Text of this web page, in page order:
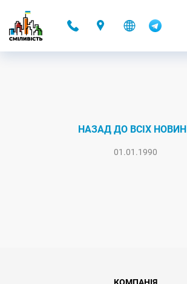
НАЗАД ДО ВСІХ НОВИН
01.01.1990